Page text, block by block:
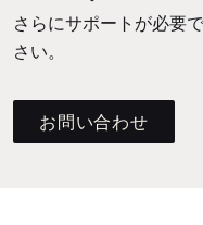
さらにサポートが必要
さい。
お問い合わせ